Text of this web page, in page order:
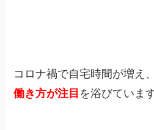
コロナ禍で自宅時間が増え、
働き方が注目 を浴びています